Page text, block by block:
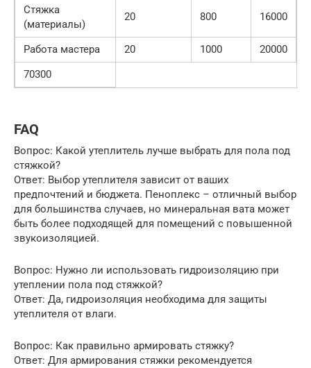
Стяжка
(материалы)
20 800 16000
Работа мастера 20 1000
20000
70300
FAQ
Вопрос: Какой утеплитель лучше выбрать для пола под
стяжкой?
Ответ: Выбор утеплителя зависит от ваших
предпочтений и бюджета. Пеноплекс – отличный выбор
для большинства случаев, но минеральная вата может
быть более подходящей для помещений с повышенной
звукоизоляцией.
Вопрос: Нужно ли использовать гидроизоляцию при
утеплении пола под стяжкой?
Ответ: Да, гидроизоляция необходима для защиты
утеплителя от влаги.
Вопрос: Как правильно армировать стяжку?
Ответ: Для армирования стяжки рекомендуется